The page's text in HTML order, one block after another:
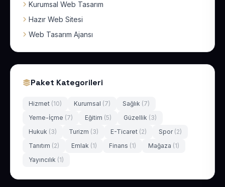
Kurumsal Web Tasarım
Hazır Web Sitesi
Web Tasarım Ajansı
Paket Kategorileri
Hizmet (10) Kurumsal (7) Sağlık (7)
Yeme-İçme (7) Eğitim (5) Güzellik (3)
Hukuk (3) Turizm (3) E-Ticaret (2) Spor (2)
Tanıtım (2) Emlak (1) Finans (1) Mağaza (1)
Yayıncılık (1)